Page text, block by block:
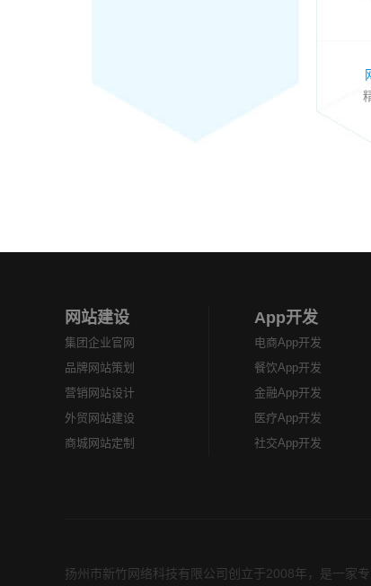
网站建设
集团企业官网
品牌网站策划
营销网站设计
外贸网站建设
商城网站定制
App开发
电商App开发
餐饮App开发
金融App开发
医疗App开发
社交App开发
扬州市新竹网络科技有限公司创立于2008年，是一家